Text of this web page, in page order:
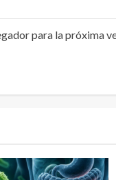
para la próxima